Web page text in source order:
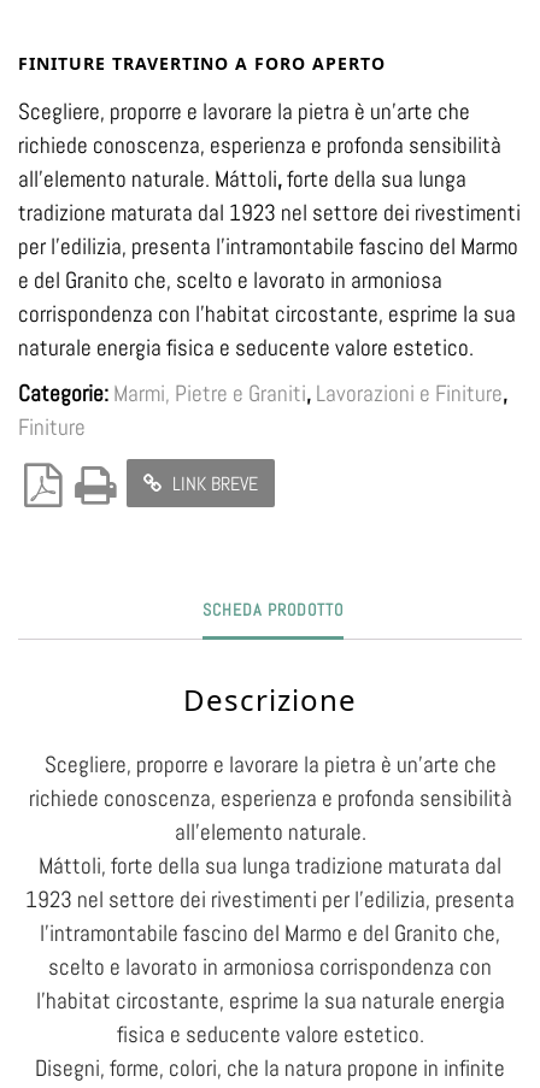
FINITURE TRAVERTINO A FORO APERTO
Scegliere, proporre e lavorare la pietra è un’arte che
richiede conoscenza, esperienza e profonda sensibilità
all’elemento naturale. Máttoli,forte della sua lunga
tradizione maturata dal 1923 nel settore dei rivestimenti
per l’edilizia, presenta l’intramontabile fascino del Marmo
e del Granito che, scelto e lavorato in armoniosa
corrispondenza con l’habitat circostante, esprime la sua
naturale energia fisica e seducente valore estetico.
Categorie: Marmi, Pietre e Graniti, Lavorazioni e Finiture,
Finiture
LINK BREVE
SCHEDA PRODOTTO
Descrizione
Scegliere, proporre e lavorare la pietra è un’arte che
richiede conoscenza, esperienza e profonda sensibilità
all’elemento naturale.
Máttoli, forte della sua lunga tradizione maturata dal
1923 nel settore dei rivestimenti per l’edilizia, presenta
l’intramontabile fascino del Marmo e del Granito che,
scelto e lavorato in armoniosa corrispondenza con
l’habitat circostante, esprime la sua naturale energia
fisica e seducente valore estetico.
Disegni, forme, colori, che la natura propone in infinite